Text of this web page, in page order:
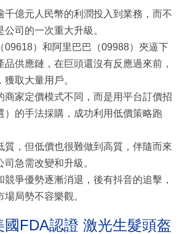
千億元人民幣的利潤投入到業務，而不
司的一次重大升級。
09618）和阿里巴巴（09988）夾逼下
供應鏈，在巨頭還沒有反應過來前，
取大量用戶。
商家定價模式不同，而是用平台訂價招
）的手法採購，成功利用低價策略跑
質，但低價也很難做到高質，伴隨而來
急需改變和升級。
爭優勢逐漸消退，後有抖音的追擊，
局勢不容樂觀。
國FDA認證 激光生髮頭盔